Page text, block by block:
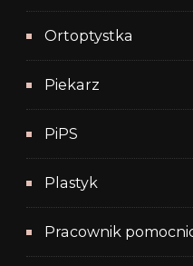
Ortoptystka
Piekarz
PiPS
Plastyk
Pracownik